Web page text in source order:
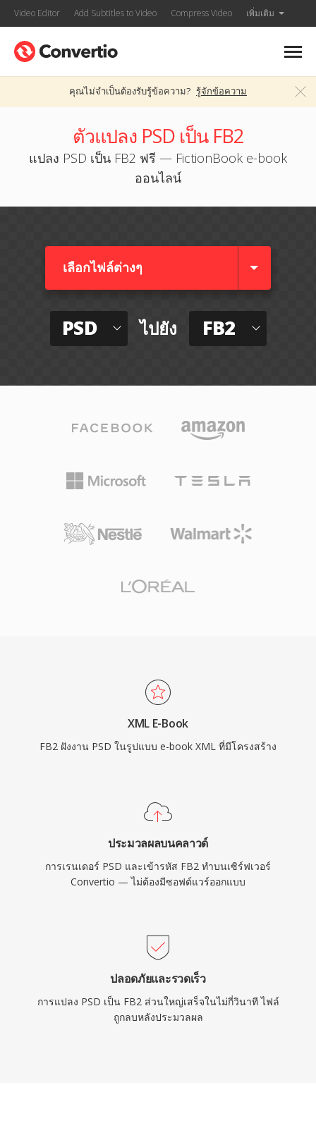
Video Editor Add Subtitles to Video Compress Video เพิ่มเติม
คุณไม่จำเป็นต้องรับรู้ข้อความ? รู้จักข้อความ
ตัวแปลง PSD เป็น FB2
แปลง PSD เป็น FB2 ฟรี — FictionBook e-book
ออนไลน์
เลือกไฟล์ต่างๆ​
PSD ไปยัง FB2
XML E-Book
FB2 ฝังงาน PSD ในรูปแบบ e-book XML ที่มีโครงสร้าง
ประมวลผลบนคลาวด์
การเรนเดอร์ PSD และเข้ารหัส FB2 ทำบนเซิร์ฟเวอร์
Convertio — ไม่ต้องมีซอฟต์แวร์ออกแบบ
ปลอดภัยและรวดเร็ว
การแปลง PSD เป็น FB2 ส่วนใหญ่เสร็จในไม่กี่วินาที ไฟล์
ถูกลบหลังประมวลผล